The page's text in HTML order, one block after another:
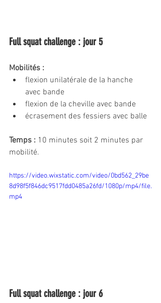
Full squat challenge : jour 5
Mobilités :
flexion unilatérale de la hanche
avec bande
flexion de la cheville avec bande
écrasement des fessiers avec balle
Temps : 10 minutes soit 2 minutes par
mobilité.
https://video.wixstatic.com/video/0bd562_29be
8d98f5f846dc9517fdd0485a26fd/1080p/mp4/file.
mp4
Full squat challenge : jour 6